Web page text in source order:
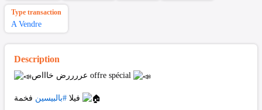
Type transaction
A Vendre
Description
عررررض خاااص offre spécial
فيلا #بالبيسين